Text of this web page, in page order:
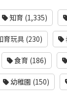
知育 (1,335)
育玩具 (230)
食育 (186)
幼稚園 (150)